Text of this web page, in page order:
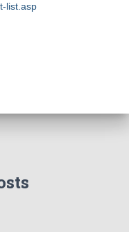
list.asp